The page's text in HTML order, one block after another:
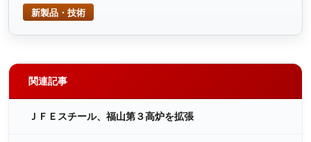
新製品・技術
関連記事
ＪＦＥスチール、福山第３高炉を拡張